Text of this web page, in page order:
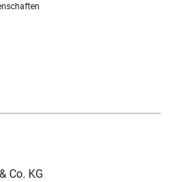
Co. KG